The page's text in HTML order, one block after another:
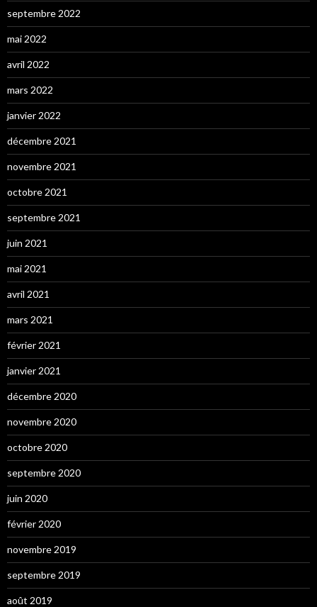
septembre 2022
mai 2022
avril 2022
mars 2022
janvier 2022
décembre 2021
novembre 2021
octobre 2021
septembre 2021
juin 2021
mai 2021
avril 2021
mars 2021
février 2021
janvier 2021
décembre 2020
novembre 2020
octobre 2020
septembre 2020
juin 2020
février 2020
novembre 2019
septembre 2019
août 2019